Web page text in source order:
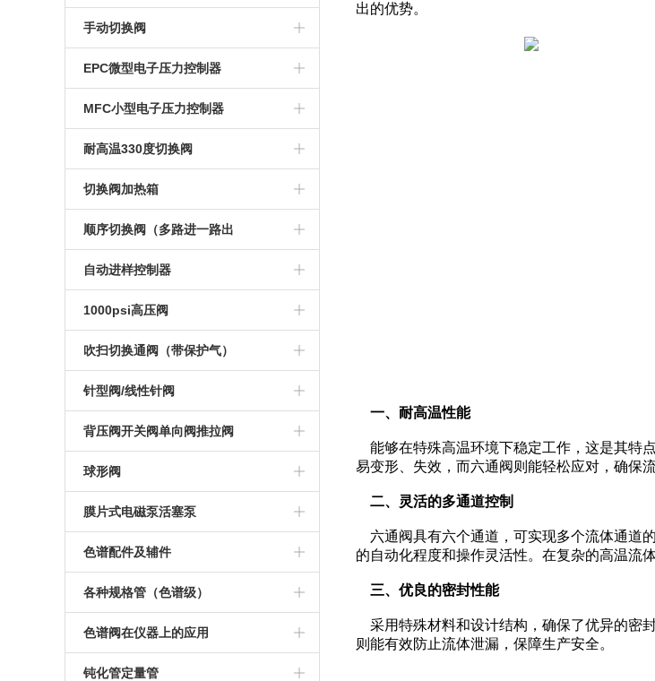
小稳压阀
不锈钢稳压阀
高压输入稳压阀
1D型低压稳压阀
小型稳压阀
不锈钢小稳压阀
NPT稳压阀
自锁紧稳压阀
金属膜片式稳压阀
横竖出口稳压阀
色谱高精度稳压阀
耐腐蚀稳流阀
170C°气相色谱稳流阀
10升大流量稳流阀
气体稳流阀
色谱大流量稳流阀
大流量稳流阀
色谱稳流阀
电动十二通阀
电动十四通阀
电动两位切换 阀
电动三通切换阀
电动四通切换阀
电动加长四通切换阀
电动六通切换阀
电动加长六通切换阀
电动惰性六通切换阀
电动加长惰性十通切换阀
气动十二通切换阀
气动六通切换阀
气动六通切换阀 斜出气口
气动加长惰性六通切换阀
气动十通切换阀
气动加长十通切换阀
气动惰性十通切换阀
气动加长惰性十通切换阀
气动十四通切换阀
气动四通切换阀
气动六通切换 阀
气动加长六通阀
气动惰性六通切换 阀
气动八通切换阀
气动十通切换 阀
气动惰性十通切换 阀
气动十四通切换 阀
气动加长十四通切换阀
气动切换阀加热装 置
气缸 径向
手动切换阀
手动十四通阀
手动十六通阀
手动切换阀加热装置
手动四通切换阀
手动六通切换阀
手动六通斜面切换阀
手动六通惰性切换阀
手动六通阀定制
手动八通切换阀
手动十通切换阀
EPC微型电子压力控制器
EPC控制器
MFC小型电子压力控制器
MFC
耐高温330度切换阀
电动切换阀系列
气动切换阀系列
切换阀加热箱
手动切换阀加热箱
气动切换阀加热箱
顺序切换阀（多路进一路出
1-3顺序气体切换阀
电动一变四顺序切换阀
1-10顺序气体切换阀
1-8顺序气体切换阀
1-4顺序气体切换阀
1-6顺序气体选通换阀
1-16顺序气体切换阀
自动进样控制器
控制器
1000psi高压阀
手动高压切换阀
1-10电动高压顺序切换阀
1-6电动高压顺序切换阀
1-4电动高压顺序切换阀
吹扫切换通阀（带保护气）
吹扫气动十通阀
吹扫气动六通阀
针型阀/线性针阀
线性针阀
氢气针阀
氮气针阀
空气针阀
色谱组合阀
大流量针阀
耐腐蚀气体针形阀
背压阀开关阀单向阀推拉阀
背压阀
推拉阀
单向阀
开关阀
球形阀
不锈钢球型阀
膜片式电磁泵活塞泵
活塞泵
电磁泵
色谱配件及辅件
加热棒铂电阻
分流阀
镀银螺母
各种规格管（色谱级）
管材
色谱阀在仪器上的应用
定制
钝化管定量管
出的优势。
一、耐高温性能
能够在特殊高温环境下稳定工作，这是其特
易变形、失效，而六通阀则能轻松应对，确保
二、灵活的多通道控制
六通阀具有六个通道，可实现多个流体通道
的自动化程度和操作灵活性。在复杂的高温流
三、优良的密封性能
采用特殊材料和设计结构，确保了优异的密
则能有效防止流体泄漏，保障生产安全。